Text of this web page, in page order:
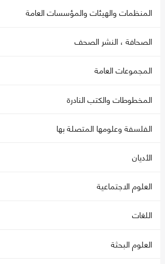
المنظمات والهيئات والمؤسسات العامة
الصحافة ، النشر الصحف
المجموعات العامة
المخطوطات والكتب النادرة
الفلسفة وعلومها المتصلة بها
الأديان
العلوم الاجتماعية
اللغات
العلوم البحثة